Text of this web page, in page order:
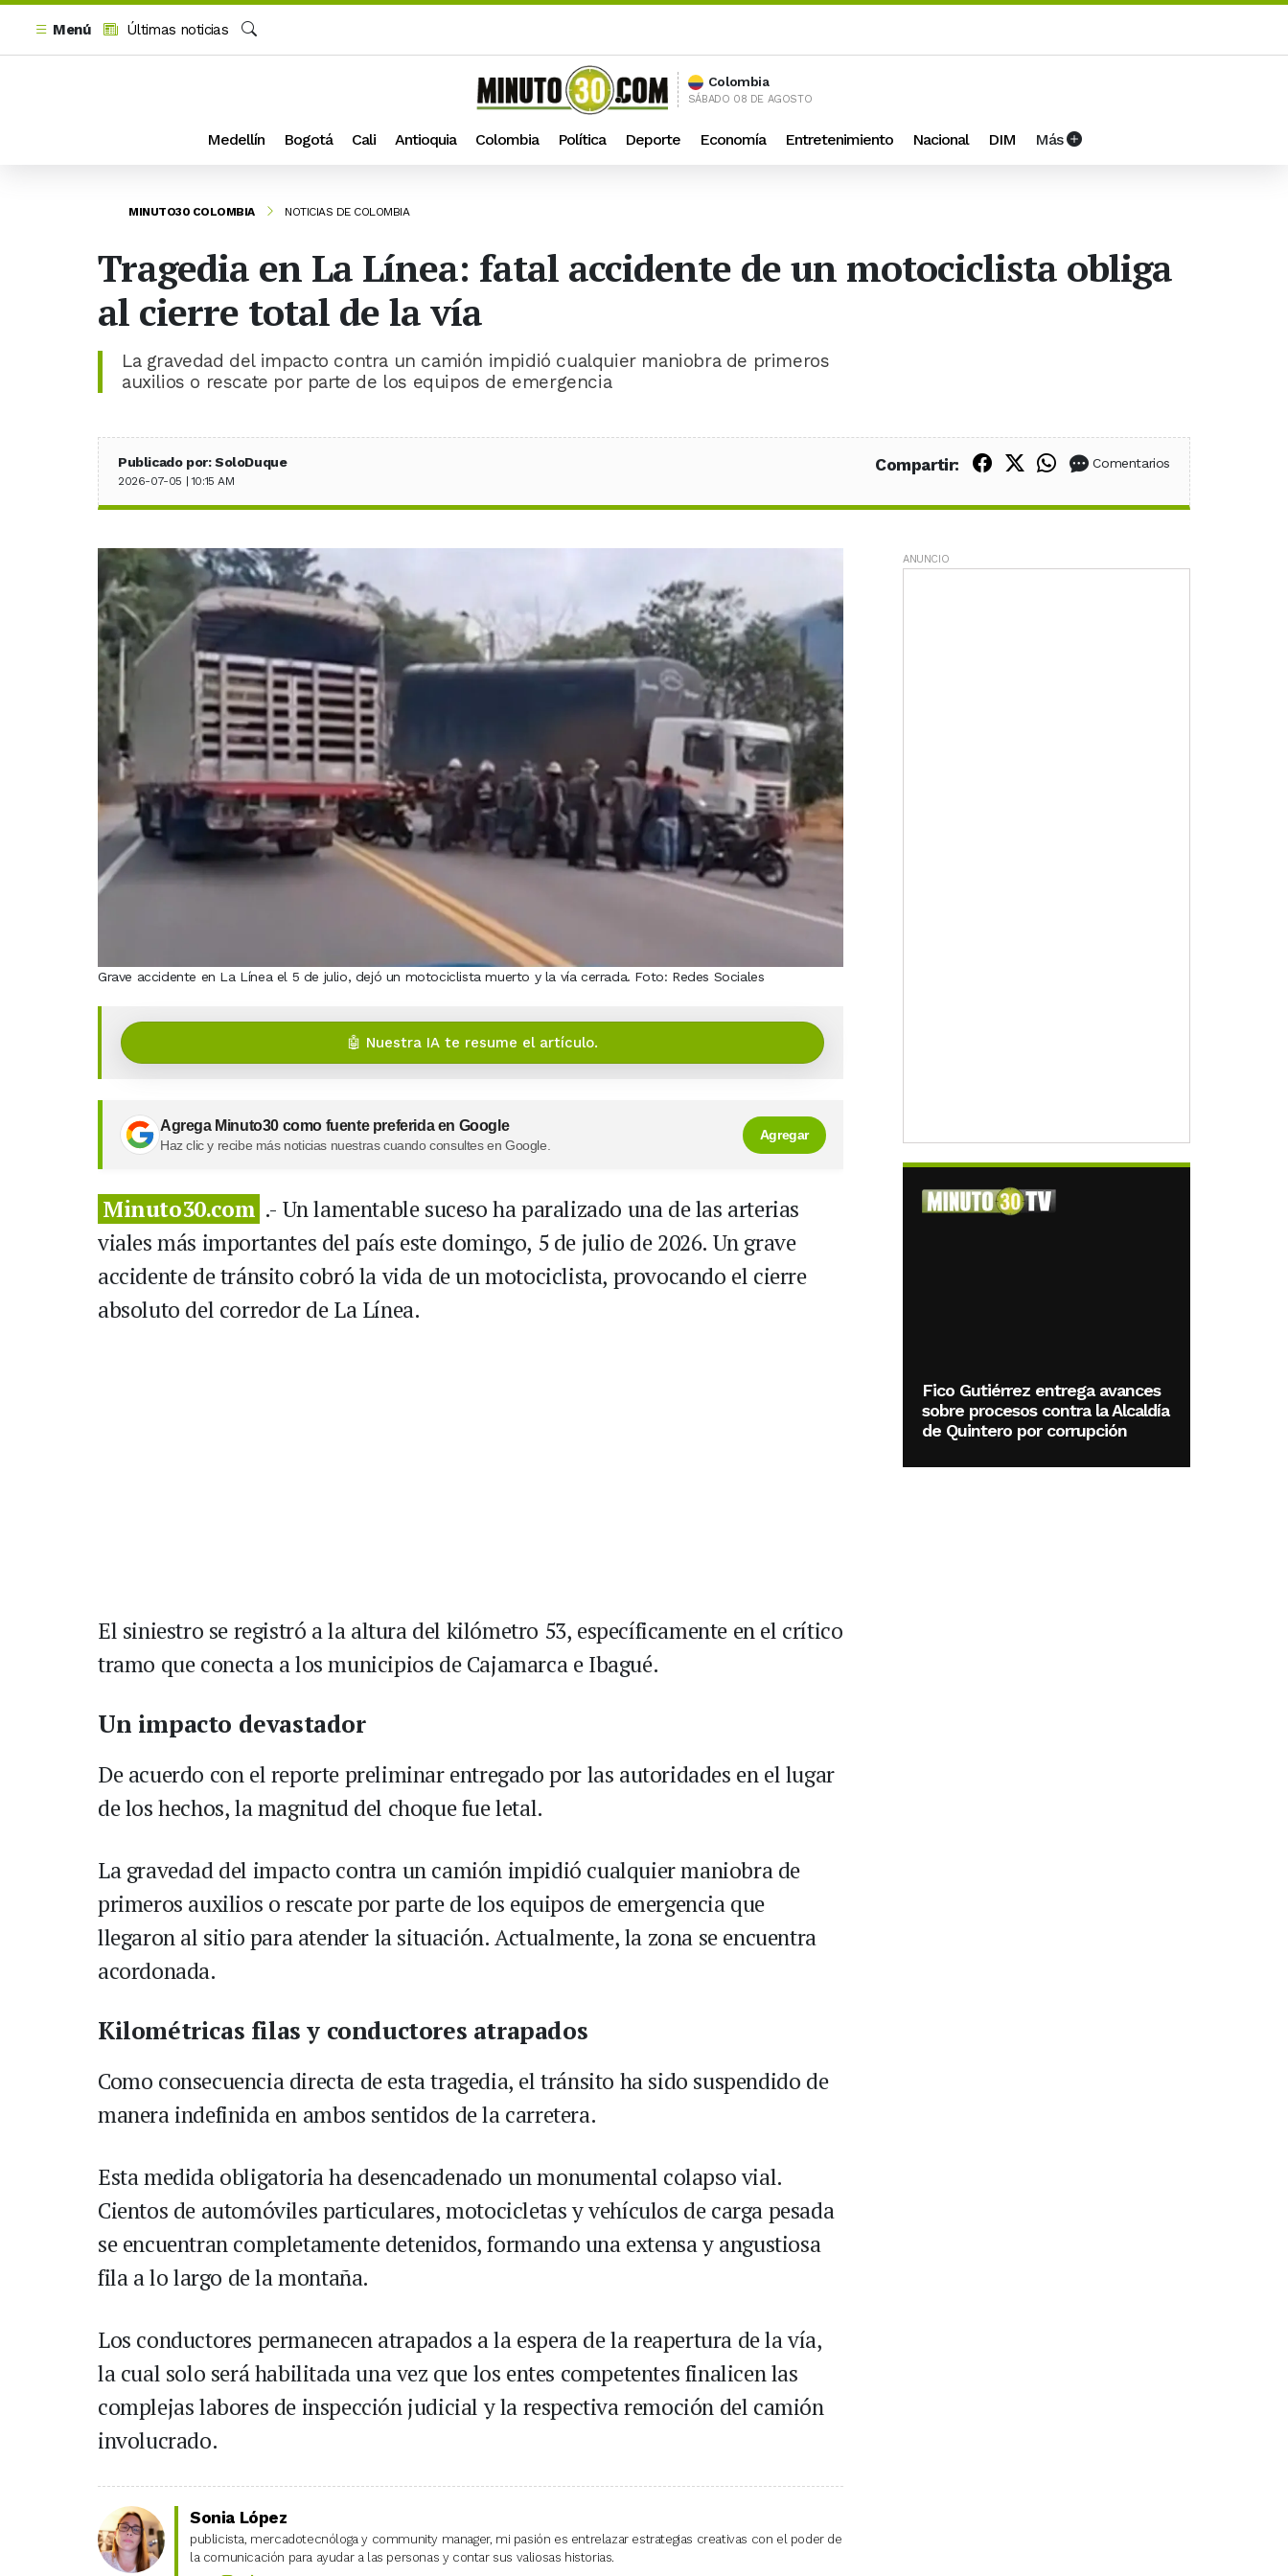
Menú
Últimas noticias
Buscar
Colombia
SÁBADO 08 DE AGOSTO
Medellín Bogotá Cali Antioquia Colombia Política Deporte Economía Entretenimiento Nacional DIM Más
MINUTO30 COLOMBIA NOTICIAS DE COLOMBIA
Tragedia en La Línea: fatal accidente de un motociclista obliga
al cierre total de la vía
La gravedad del impacto contra un camión impidió cualquier maniobra de primeros
auxilios o rescate por parte de los equipos de emergencia
Publicado por: SoloDuque
2026-07-05 | 10:15 AM
Compartir: Compartir en Facebook
Compartir en X (Twitter)
Compartir en WhatsApp
Comentarios
Grave accidente en La Línea el 5 de julio, dejó un motociclista muerto y la vía cerrada. Foto: Redes Sociales
🤖 Nuestra IA te resume el artículo.
Agrega Minuto30 como fuente preferida en Google
Haz clic y recibe más noticias nuestras cuando consultes en Google.
Agregar
Minuto30.com .- Un lamentable suceso ha paralizado una de las arterias
viales más importantes del país este domingo, 5 de julio de 2026. Un grave
accidente de tránsito cobró la vida de un motociclista, provocando el cierre
absoluto del corredor de La Línea.
El siniestro se registró a la altura del kilómetro 53, específicamente en el crítico
tramo que conecta a los municipios de Cajamarca e Ibagué.
Un impacto devastador
De acuerdo con el reporte preliminar entregado por las autoridades en el lugar
de los hechos, la magnitud del choque fue letal.
La gravedad del impacto contra un camión impidió cualquier maniobra de
primeros auxilios o rescate por parte de los equipos de emergencia que
llegaron al sitio para atender la situación. Actualmente, la zona se encuentra
acordonada.
Kilométricas filas y conductores atrapados
Como consecuencia directa de esta tragedia, el tránsito ha sido suspendido de
manera indefinida en ambos sentidos de la carretera.
Esta medida obligatoria ha desencadenado un monumental colapso vial.
Cientos de automóviles particulares, motocicletas y vehículos de carga pesada
se encuentran completamente detenidos, formando una extensa y angustiosa
fila a lo largo de la montaña.
Los conductores permanecen atrapados a la espera de la reapertura de la vía,
la cual solo será habilitada una vez que los entes competentes finalicen las
complejas labores de inspección judicial y la respectiva remoción del camión
involucrado.
Sonia López
publicista, mercadotecnóloga y community manager, mi pasión es entrelazar estrategias creativas con el poder de
la comunicación para ayudar a las personas y contar sus valiosas historias.
ANUNCIO
Fico Gutiérrez entrega avances
sobre procesos contra la Alcaldía
de Quintero por corrupción